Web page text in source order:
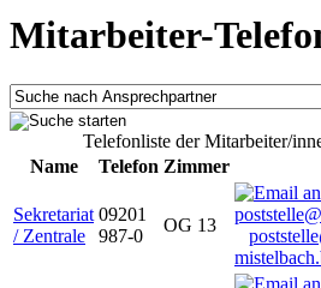
Mitarbeiter-
Telefonliste der Mitarbeiter/
Name
Telefon Zimmer
Sekretariat
/ Zentrale
09201
987-0
OG 13